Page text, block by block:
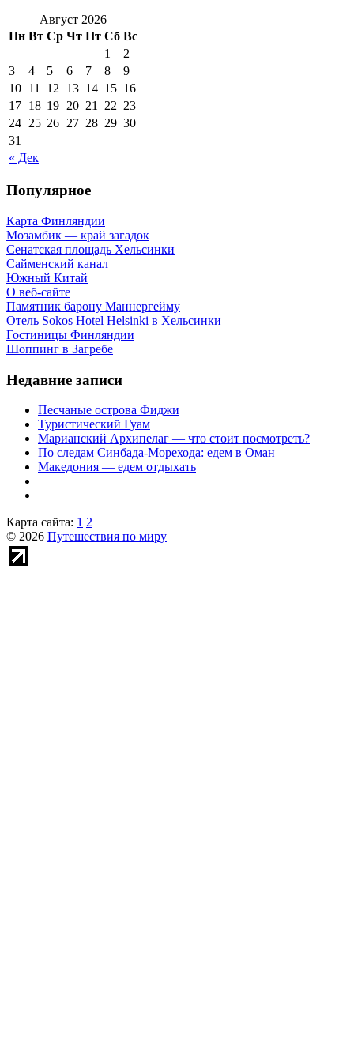
Август 2026
Пн Вт Ср Чт Пт Сб Вс
« Дек
1
2
3
4 5 6 7 8
9
10 11 12 13 14 15 16
17 18 19 20 21 22 23
24 25 26 27 28 29 30
31
Популярное
Карта Финляндии
Мозамбик — край загадок
Сенатская площадь Хельсинки
Сайменский канал
Южный Китай
О веб-сайте
Памятник барону Маннергейму
Отель Sokos Hotel Helsinki в Хельсинки
Гостиницы Финляндии
Шоппинг в Загребе
Недавние записи
Песчаные острова Фиджи
Туристический Гуам
Марианский Архипелаг — что стоит посмотреть?
По следам Синбада-Морехода: едем в Оман
Македония — едем отдыхать
Карта сайта: 1 2
© 2026 Путешествия по миру